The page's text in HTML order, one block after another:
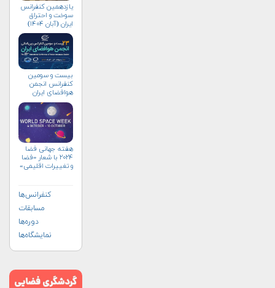
یازدهمین کنفرانس
سوخت و احتراق
ایران (آبان‌ ۱۴۰۴)
بیست و سومین
کنفرانس انجمن
هوافضای ايران
هفته جهانی فضا
۲۰۲۴ با شعار «فضا
و تغییرات اقلیمی»
کنفرانس‌ها
مسابقات
دوره‌ها
نمایشگاه‌ها